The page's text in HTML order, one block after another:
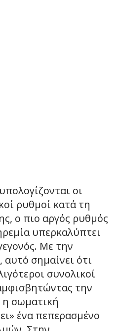
οι
ρυθμοί κατά τη
ο πιο αργός ρυθμός
υπερκαλύπτει
Με την
σημαίνει ότι
συνολικοί
την
η σωματική
ένα πεπερασμένο